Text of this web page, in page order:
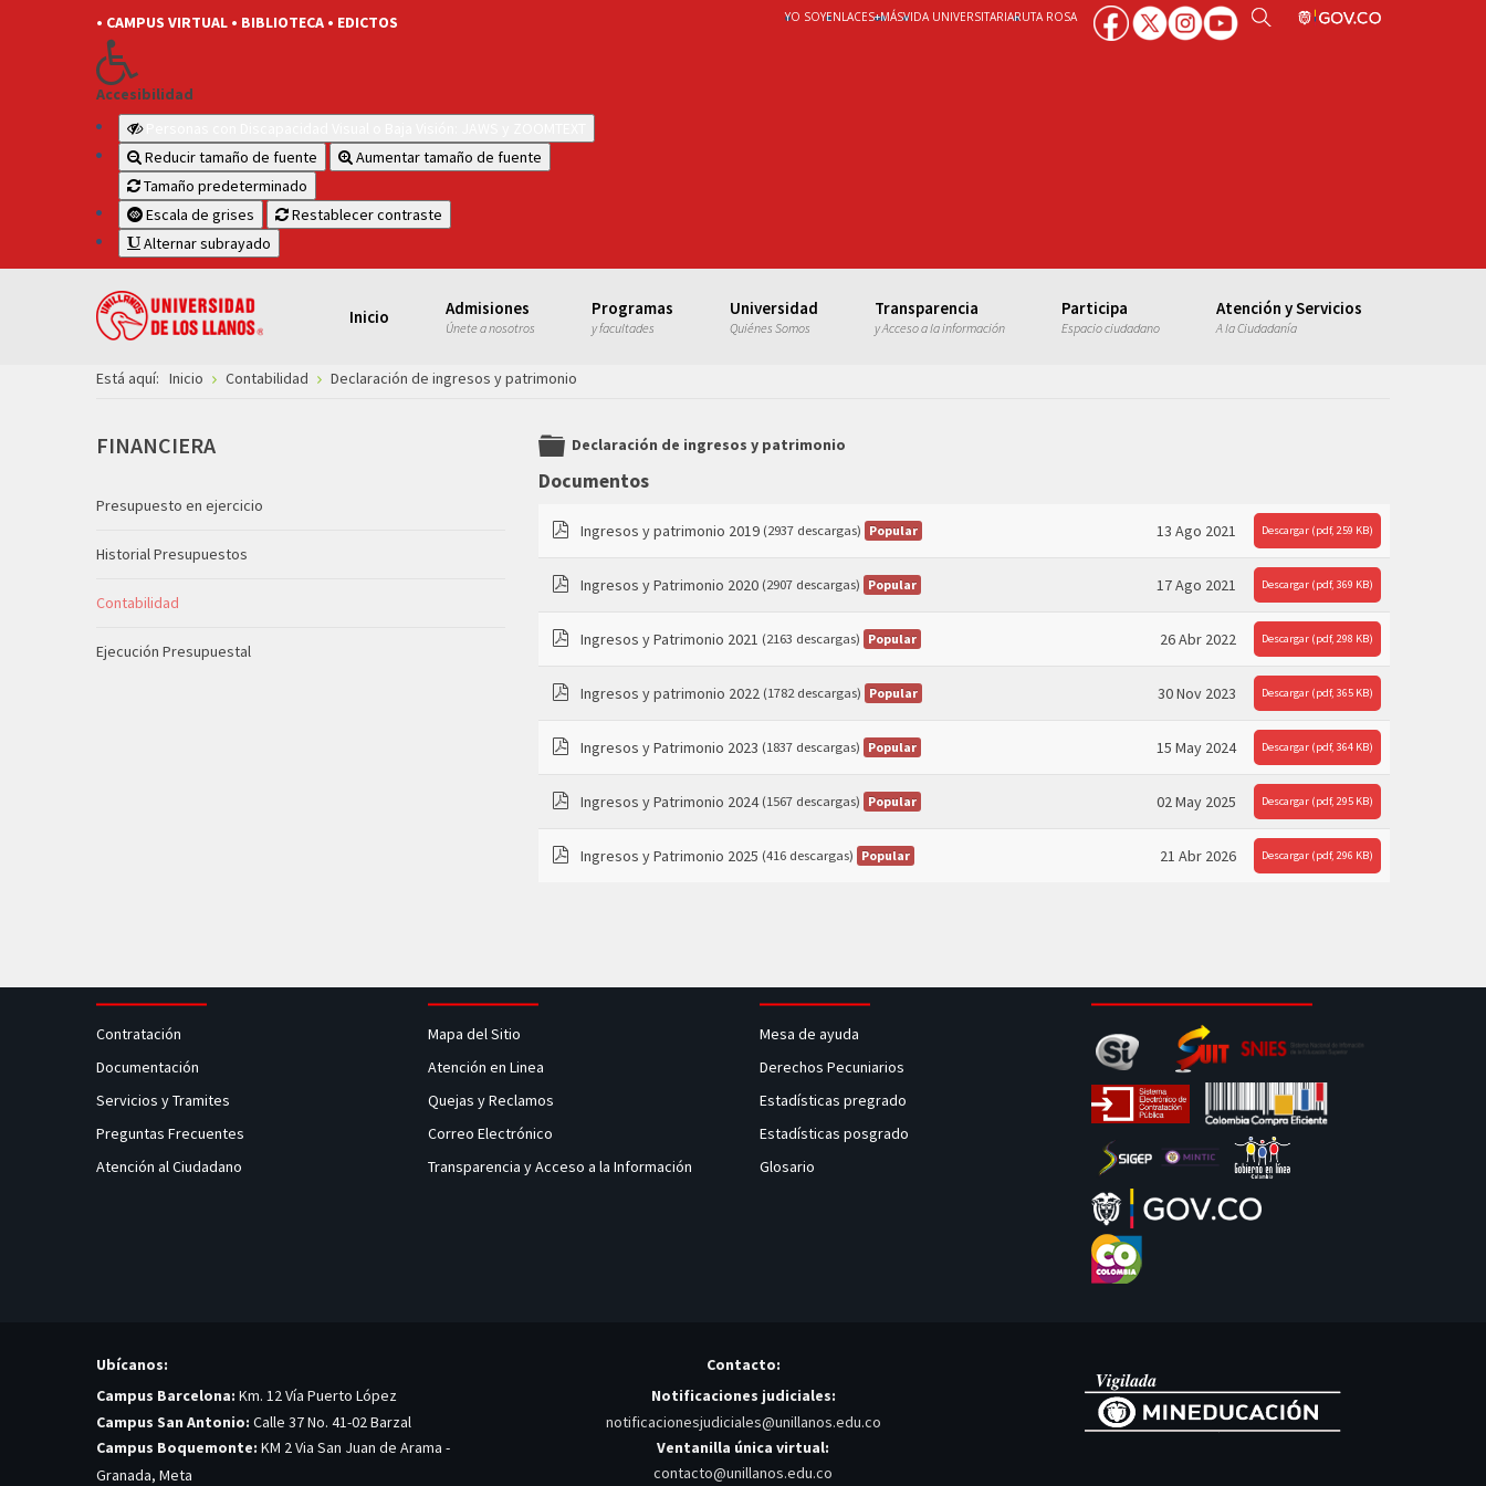
• CAMPUS VIRTUAL • BIBLIOTECA • EDICTOS
Accesibilidad
Reducir tamaño de fuente
Aumentar tamaño de fuente
Tamaño predeterminado
Escala de grises
Restablecer contraste
Alternar subrayado
YO SOYENLACES+MÁSVIDA UNIVERSITARIARUTA ROSA
Inicio Admisiones
Únete a nosotros
Programas
y facultades
Universidad
Quiénes Somos
Transparencia
y Acceso a la información
Participa
Espacio ciudadano
Atención y Servicios
A la Ciudadanía
Está aquí: Inicio Contabilidad Declaración de ingresos y patrimonio
folder
Declaración de ingresos y patrimonio
Documentos
Ingresos y patrimonio 2019 (2937 descargas) Popular 13 Ago 2021 Descargar (pdf, 259 KB)
Ingresos y Patrimonio 2020 (2907 descargas) Popular 17 Ago 2021 Descargar (pdf, 369 KB)
Ingresos y Patrimonio 2021 (2163 descargas) Popular 26 Abr 2022 Descargar (pdf, 298 KB)
Ingresos y patrimonio 2022 (1782 descargas) Popular 30 Nov 2023 Descargar (pdf, 365 KB)
Ingresos y Patrimonio 2023 (1837 descargas) Popular 15 May 2024 Descargar (pdf, 364 KB)
Ingresos y Patrimonio 2024 (1567 descargas) Popular 02 May 2025 Descargar (pdf, 295 KB)
Ingresos y Patrimonio 2025 (416 descargas) Popular 21 Abr 2026 Descargar (pdf, 296 KB)
FINANCIERA
Presupuesto en ejercicio
Historial Presupuestos
Contabilidad
Ejecución Presupuestal
Contratación
Documentación
Servicios y Tramites
Preguntas Frecuentes
Atención al Ciudadano
Mapa del Sitio
Atención en Linea
Quejas y Reclamos
Correo Electrónico
Transparencia y Acceso a la Información
Mesa de ayuda
Derechos Pecuniarios
Estadísticas pregrado
Estadísticas posgrado
Glosario
Ubícanos:
Campus Barcelona: Km. 12 Vía Puerto López
Campus San Antonio: Calle 37 No. 41-02 Barzal
Campus Boquemonte: KM 2 Via San Juan de Arama -
Granada, Meta
Contacto:
Notificaciones judiciales:
notificacionesjudiciales@unillanos.edu.co
Ventanilla única virtual:
contacto@unillanos.edu.co